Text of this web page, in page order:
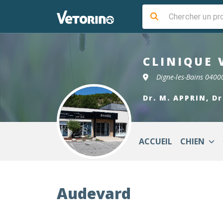
CLINIQUE
Digne-les-Bains
Dr. M. APPRIN,
ACCUEIL CHIEN
Audevard